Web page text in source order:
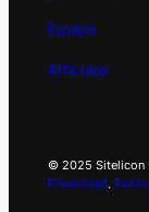
Equipo
Artículos
© 2025 Sitelicon
Privacidad.